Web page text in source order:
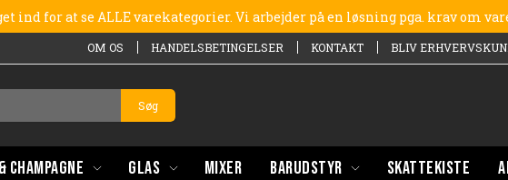
ind for at se ALLE varekategorier. Vi arbejder på en løsning pga. krav om
OM OS HANDELSBETINGELSER KONTAKT BLIV
Søg
CHAMPAGNE GLAS MIXER BARUDSTYR SKATTEKISTE